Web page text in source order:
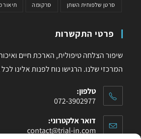
סרטן שלפוחית השתן סרקומה תיאור
פרטי התקשרות
שיפור הצלחה טיפולית, הארכת חיים
המרכזי שלנו. הרגישו נוח לפנות אלינו
טלפון:
072-3902977
דואר אלקטרוני:
contact@trial-in.com